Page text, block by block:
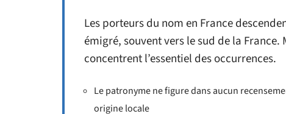
Les porteurs du nom en France
émigré, souvent vers le sud de la
concentrent l’essentiel des occurrences.
Le patronyme ne figure dans aucun
origine locale